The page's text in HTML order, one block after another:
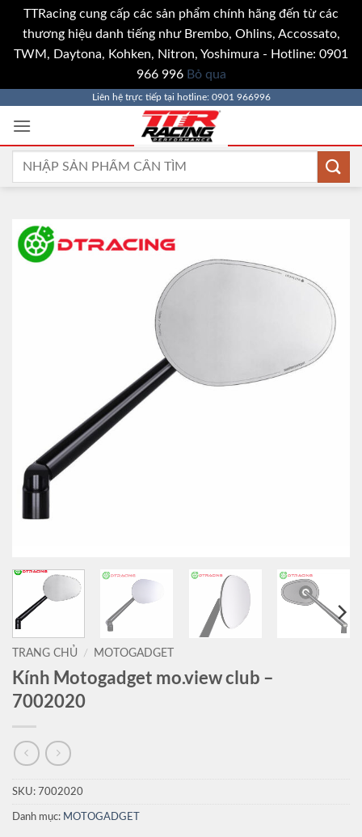
TTRacing cung cấp các sản phẩm chính hãng đến từ các
thương hiệu danh tiếng như Brembo, Ohlins, Accossato,
TWM, Daytona, Kohken, Nitron, Yoshimura - Hotline: 0901
966 996 Bỏ qua
qua
Liên hệ trực tiếp tại hotline: 0901 966996
Tìm
TRANG CHỦ / MOTOGADGET
Kính Motogadget mo.view club –
7002020
SKU: 7002020
Danh mục: MOTOGADGET